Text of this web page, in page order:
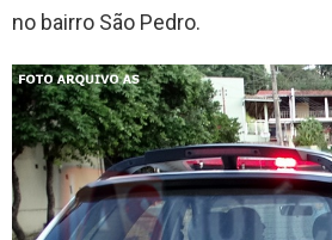
no bairro São Pedro.